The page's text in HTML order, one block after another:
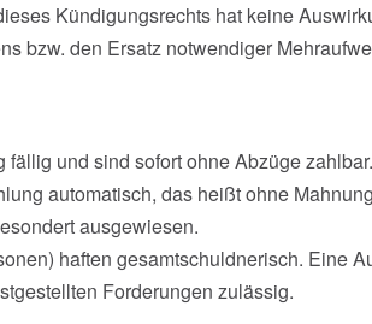
Kündigungsrechts hat keine
bzw. den Ersatz notwendiger
und sind sofort ohne Abzüge
automatisch, das heißt ohne
ausgewiesen.
haften gesamtschuldnerisch. Eine
Forderungen zulässig.